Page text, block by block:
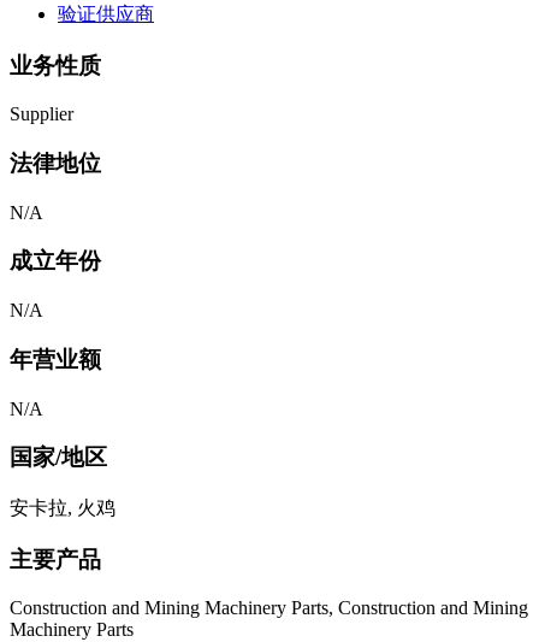
验证供应商
业务性质
Supplier
法律地位
N/A
成立年份
N/A
年营业额
N/A
国家/地区
安卡拉, 火鸡
主要产品
Construction and Mining Machinery Parts, Construction and Mining
Machinery Parts